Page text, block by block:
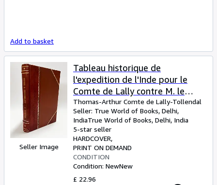
Add to basket
Seller Image
Tableau historique de
l'expedition de l'Inde pour le
Comte de Lally contre M. le
Procureur general 1766
[LeatherBound]
Thomas-Arthur Comte de Lally-Tollendal
Seller: True World of Books, Delhi,
IndiaTrue World of Books, Delhi, India
5-star seller
HARDCOVER
PRINT ON DEMAND
CONDITION
Condition: NewNew
£ 22.96